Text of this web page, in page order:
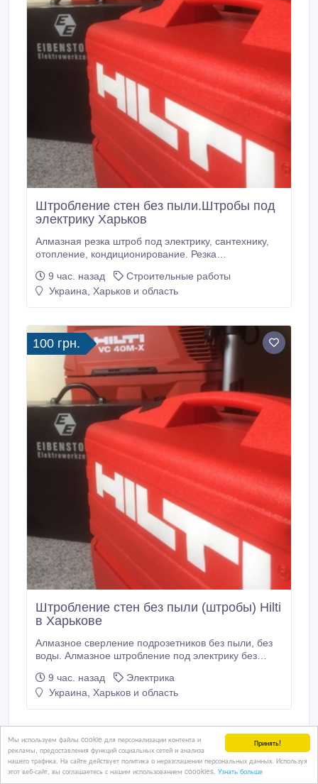
Принять!
Мы используем файлы cookie для персонализации контента и
рекламы, предоставления функций социальных сетей и анализа
нашего трафика. На сайте действует политика о неразглашении персональных данных. Используя
этот веб-сайт, вы соглашаетесь с нашим использованием coookies. Узнать больше
Штробление стен без пыли.Штробы под
электрику Харьков
Алмазная резка штроб под электрику, сантехнику,
отопление, кондиционирование. Резка
автоматы в бетоне, железобетоне, кирпиче.
Штробление без пыли. Резка ниш под радиаторы
железобетоне, кирпиче.
9 час. назад
Строительные работы
Украина, Харьков и область
100 грн.
Штробление стен без пыли (штробы) Hilti
в Харькове
Алмазное сверление подрозетников без пыли, без
воды. Алмазное штробление под электрику без
кирпиче без пыли. Сверление подрозетников, резка
штроб сухое пылеудаление проф.оборудованием
9 час. назад
Электрика
Украина, Харьков и область
60 грн.